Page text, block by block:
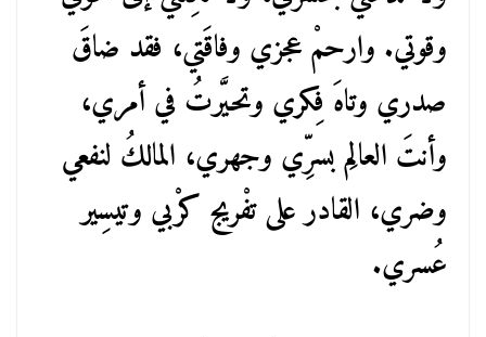
وقوتي. وارحمْ عجزي وفاقَتي، فقد ضاقَ
صدري وتاهَ فِكري وتحيَّرتُ في أمري،
وأنتَ العالِم بسرِّي وجهري، المالكُ لنفعي
وضري، القادر على تفْريج كرْبي وتيسِير
عُسري.